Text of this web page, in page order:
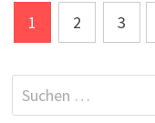
der
Beiträge
1 2 3
Suchen
nach: